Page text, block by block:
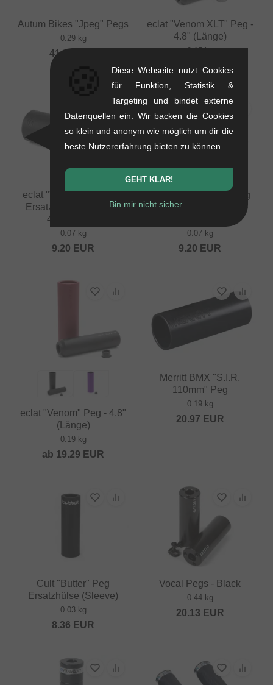
Autum Bikes "Jpeg" Pegs
0.29 kg
41.13
eclat "Venom XLT" Peg -
4.8" (Länge)
0.15 kg
16.76 EUR
eclat "Venom XLT" Peg
Ersatzhülse (Sleeve) -
4.5" (Länge)
0.07 kg
9.20 EUR
eclat "Venom XLT" Peg
Ersatzhülse (Sleeve) -
0.07 kg
9.20 EUR
eclat "Venom" Peg - 4.8"
(Länge)
0.19 kg
ab 19.29 EUR
Merritt BMX "S.I.R.
110mm" Peg
0.19 kg
20.97 EUR
Cult "Butter" Peg
Ersatzhülse (Sleeve)
0.03 kg
8.36 EUR
Vocal Pegs - Black
0.44 kg
20.13 EUR
Diese Webseite nutzt Cookies
für Funktion, Statistik &
Targeting und bindet externe
Datenquellen ein. Wir backen die Cookies
so klein und anonym wie möglich um dir die
beste Nutzererfahrung bieten zu können.
GEHT KLAR!
Bin mir nicht sicher...